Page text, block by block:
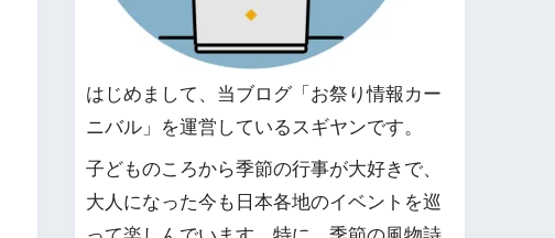
はじめまして、当ブログ「お祭り情報カー
ニバル」を運営しているスギヤンです。
子どものころから季節の行事が大好きで、
大人になった今も日本各地のイベントを巡